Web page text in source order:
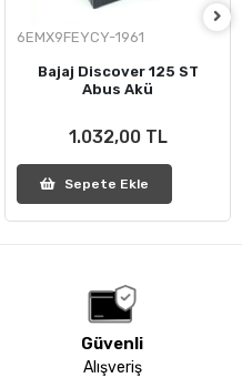
6EMX9FEYCY-1961
Bajaj Discover 125 ST
Abus Akü
1.032,00 TL
Sepete Ekle
Güvenli
Alışveriş